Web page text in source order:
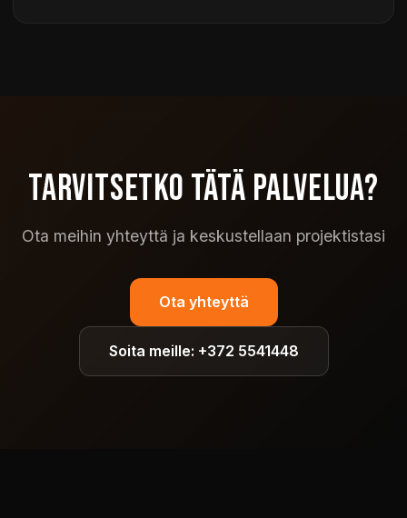
TARVITSETKO TÄTÄ PALVELUA?
Ota meihin yhteyttä ja keskustellaan projektistasi
Ota yhteyttä
Soita meille: +372 5541448